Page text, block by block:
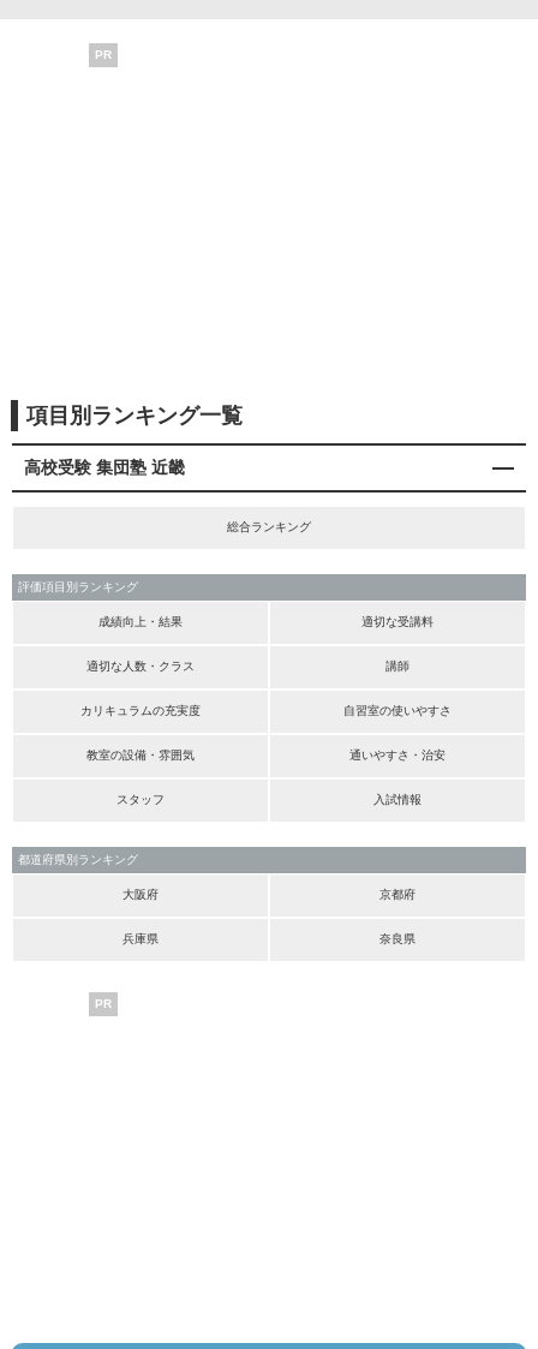
PR
項目別ランキング一覧
高校受験 集団塾 近畿
総合ランキング
評価項目別ランキング
成績向上・結果 適切な受講料
適切な人数・クラス 講師
カリキュラムの充実度 自習室の使いやすさ
教室の設備・雰囲気 通いやすさ・治安
スタッフ 入試情報
都道府県別ランキング
大阪府 京都府
兵庫県 奈良県
PR